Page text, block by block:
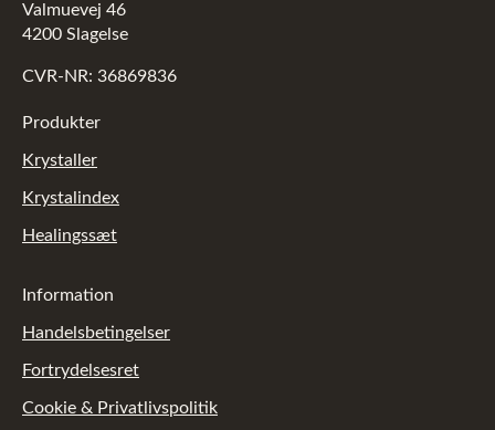
Valmuevej 46
4200 Slagelse
CVR-NR: 36869836
Produkter
Krystaller
Krystalindex
Healingssæt
Information
Handelsbetingelser
Fortrydelsesret
Cookie & Privatlivspolitik